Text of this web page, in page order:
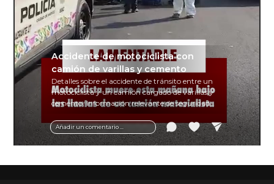
Añadir un comentario ...
Accidente de motociclista con
camión de varillas y cemento
Detalles sobre el accidente de tránsito entre un
motociclista y un camión cargado de varillas y
cemento. Información relevante de seguridad
vial y recomendaciones para motociclistas.